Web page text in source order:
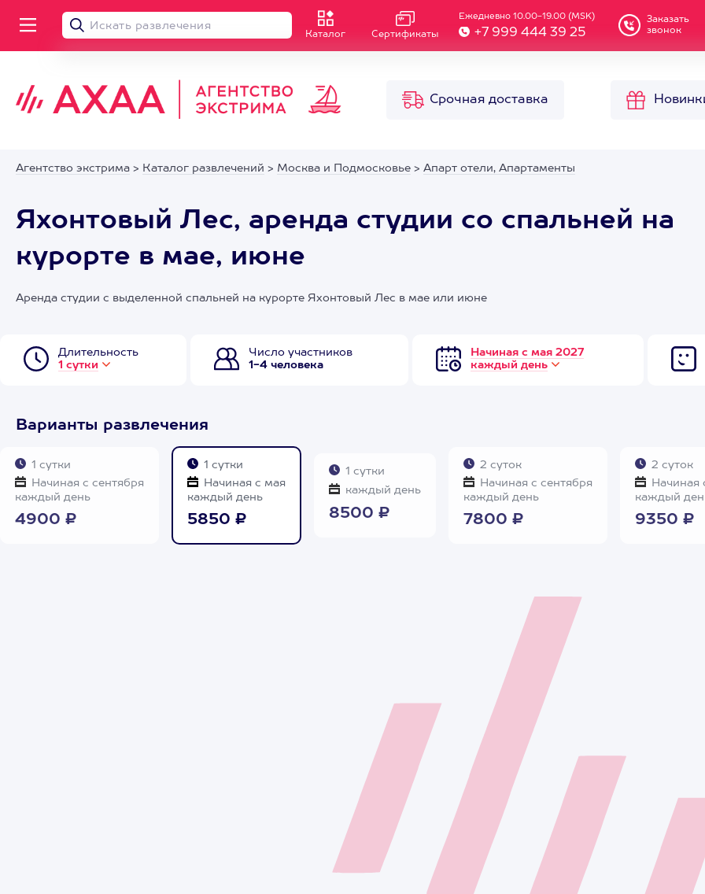
Каталог Сертификаты
Ежедневно 10.00-19.00 (MSK)
+7 999 444 39 25
Заказать
звонок
Срочная доставка
Агентство экстрима > Каталог развлечений > Москва и Подмосковье > Апарт отели, Апартаменты
Яхонтовый Лес, аренда студии со спальней на
курорте в мае, июне
Аренда студии с выделенной спальней на курорте Яхонтовый Лес в мае или июне
Длительность
1 сутки
Число участников
1-4 человека
Начиная с мая 2027
каждый день
Варианты развлечения
1 сутки
Начиная с сентября
каждый день
4900 ₽
1 сутки
Начиная с мая
каждый день
5850 ₽
1 сутки
каждый день
8500 ₽
2 суток
Начиная с сентября
каждый день
7800 ₽
2 суток
Начиная
каждый
9350 ₽